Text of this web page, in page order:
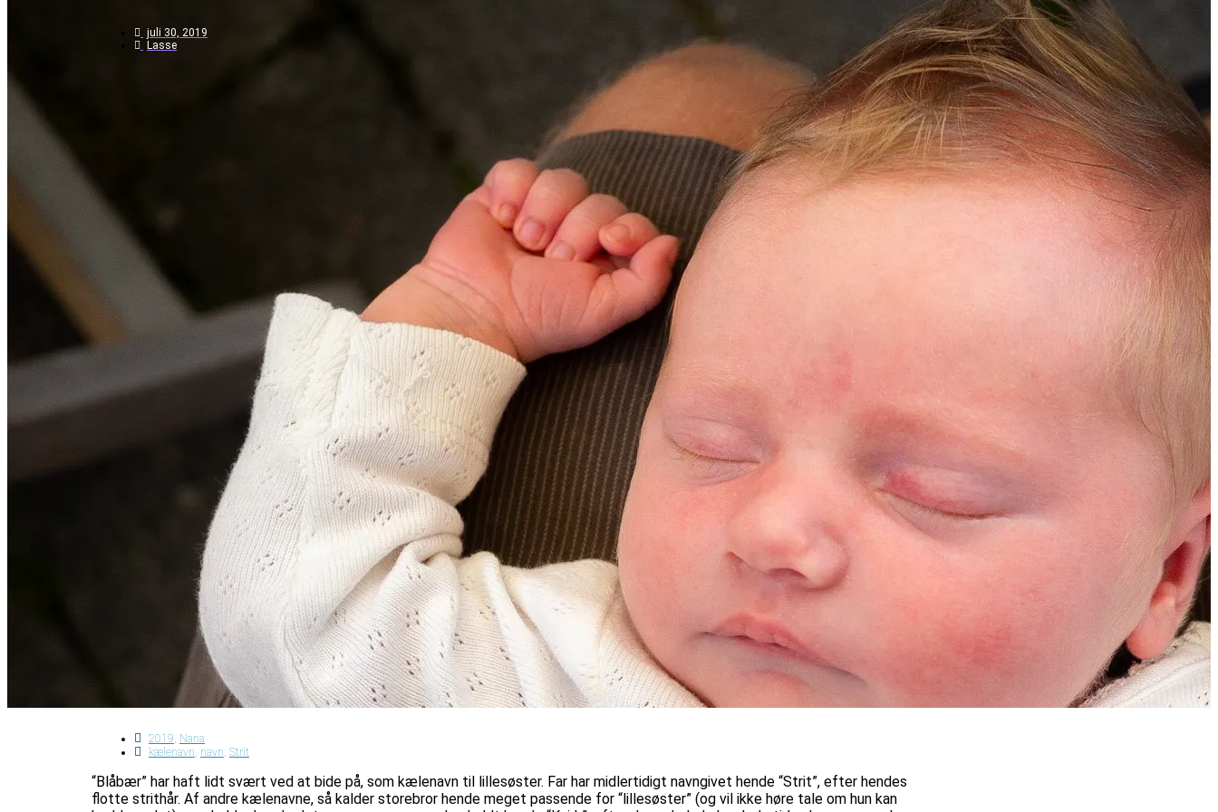
juli 30, 2019
Lasse
2019, Nana
kælenavn, navn, Strit
“Blåbær” har haft lidt svært ved at bide på, som kælenavn til lillesøster. Far har midlertidigt navngivet hende “Strit”, efter hendes
flotte strithår. Af andre kælenavne, så kalder storebror hende meget passende for “lillesøster” (og vil ikke høre tale om hun kan